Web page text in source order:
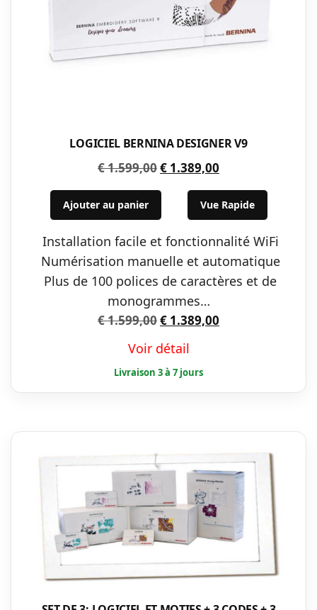
LOGICIEL BERNINA DESIGNER V9
€1.599,00Le
prix
était :
€ 1.599,00.
€ 1.389,00
prix
actuel
est :
€ 1.389,00.
Ajouter au panier Vue Rapide
Installation facile et fonctionnalité WiFi
Numérisation manuelle et automatique
Plus de 100 polices de caractères et de
monogrammes…
€1.599,00Le
initial
était :
€ 1.599,00.
€ 1.389,00
€ 1.389,00.
Voir détail